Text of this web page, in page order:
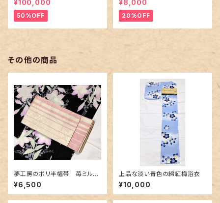
¥100,000
50%OFF
¥8,000
20%OFF
その他の商品
夢工房のポリ半幅帯 苺ミルク
色ボーダー柄
¥6,500
上品な淡い青色の綿紅梅浴衣
¥10,000